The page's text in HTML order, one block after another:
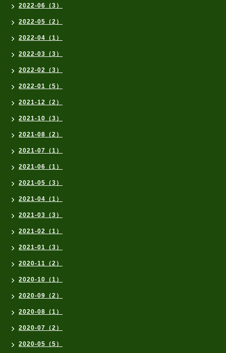
2022-06（3）
2022-05（2）
2022-04（1）
2022-03（3）
2022-02（3）
2022-01（5）
2021-12（2）
2021-10（3）
2021-08（2）
2021-07（1）
2021-06（1）
2021-05（3）
2021-04（1）
2021-03（3）
2021-02（1）
2021-01（3）
2020-11（2）
2020-10（1）
2020-09（2）
2020-08（1）
2020-07（2）
2020-05（5）